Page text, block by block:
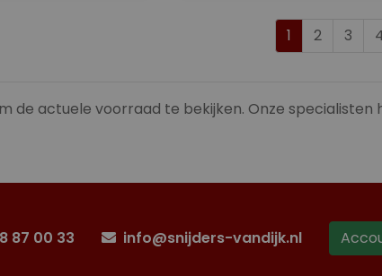
1 2 3
de actuele voorraad te bekijken. Onze specialisten
87 00 33 info@snijders-vandijk.nl